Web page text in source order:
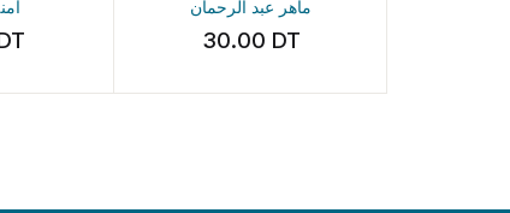
ماهر عبد الرحمان
30.00DT